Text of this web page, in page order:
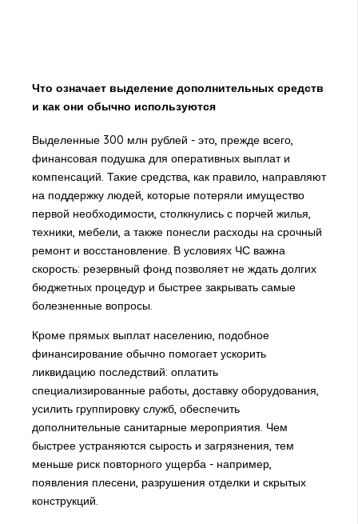
Что означает выделение дополнительных средств
и как они обычно используются
Выделенные 300 млн рублей - это, прежде всего,
финансовая подушка для оперативных выплат и
компенсаций. Такие средства, как правило, направляют
на поддержку людей, которые потеряли имущество
первой необходимости, столкнулись с порчей жилья,
техники, мебели, а также понесли расходы на срочный
ремонт и восстановление. В условиях ЧС важна
скорость: резервный фонд позволяет не ждать долгих
бюджетных процедур и быстрее закрывать самые
болезненные вопросы.
Кроме прямых выплат населению, подобное
финансирование обычно помогает ускорить
ликвидацию последствий: оплатить
специализированные работы, доставку оборудования,
усилить группировку служб, обеспечить
дополнительные санитарные мероприятия. Чем
быстрее устраняются сырость и загрязнения, тем
меньше риск повторного ущерба - например,
появления плесени, разрушения отделки и скрытых
конструкций.